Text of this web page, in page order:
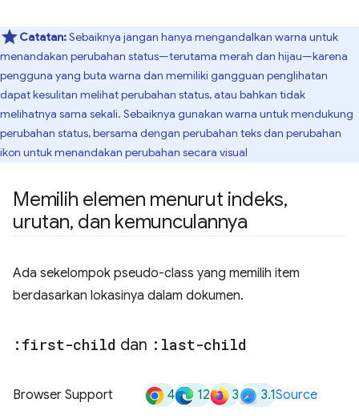
Catatan:Sebaiknya jangan hanya mengandalkan warna untuk
menandakan perubahan status—terutama merah dan hijau—karena
pengguna yang buta warna dan memiliki gangguan penglihatan
dapat kesulitan melihat perubahan status, atau bahkan tidak
melihatnya sama sekali. Sebaiknya gunakan warna untuk mendukung
perubahan status, bersama dengan perubahan teks dan perubahan
ikon untuk menandakan perubahan secara visual
Memilih elemen menurut indeks,
urutan, dan kemunculannya
Ada sekelompok pseudo-class yang memilih item
berdasarkan lokasinya dalam dokumen.
:first-child dan :last-child
Browser Support 4 12 3 3.1Source